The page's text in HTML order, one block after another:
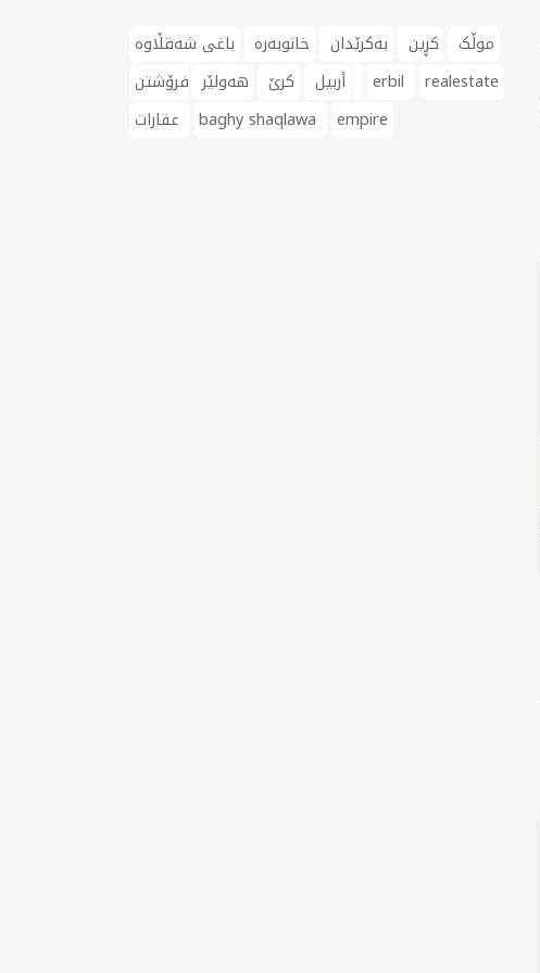
موڵک کڕین بەکرێدان خانوبەرە
باغی شەقڵاوە
أربيل
کرێ هەولێر erbil
realestate
baghy shaqlawa empire